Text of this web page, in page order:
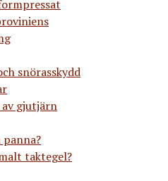
snörasskydd
gjutjärn
taktegel?